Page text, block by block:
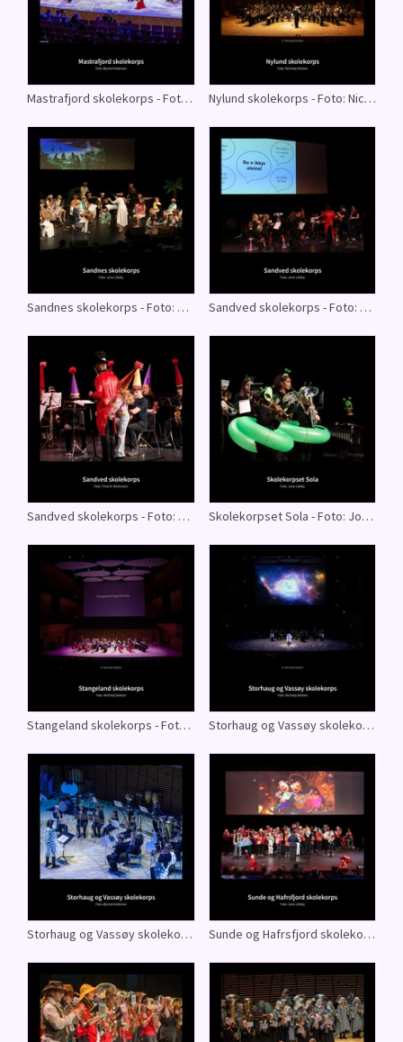
Mastrafjord skolekorps - Foto: Øyvind Andersen Nylund skolekorps - Foto: Nicholaj Nielsen
Sandnes skolekorps - Foto: Jone Lilleby Sandved skolekorps - Foto: Jone Lilleby
Sandved skolekorps - Foto: Trine N. Wichmann Skolekorpset Sola - Foto: Jone Lilleby
Stangeland skolekorps - Foto: Nicholaj Nielsen Storhaug og Vassøy skolekorps - Foto: Nicholaj Nielsen
Storhaug og Vassøy skolekorps - Foto: Øyvind Andersen Sunde og Hafrsfjord skolekorps - Foto: Jone Lilleby